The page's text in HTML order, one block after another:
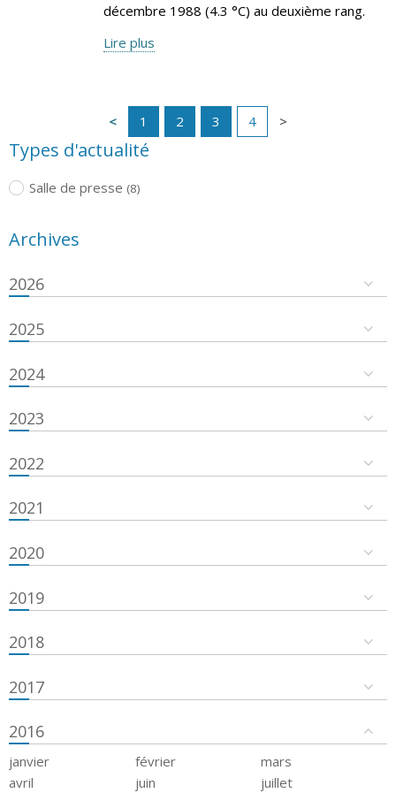
décembre 1988 (4.3 °C) au deuxième rang.
Lire plus
1 2 3 4
Types d'actualité
Salle de presse (8)
Archives
2026
2025
2024
2023
2022
2021
2020
2019
2018
2017
2016
janvier février
mars
avril
juin
juillet